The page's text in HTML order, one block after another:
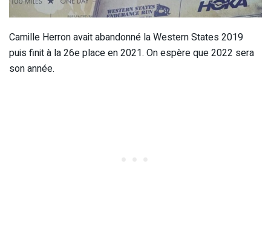
Camille Herron avait abandonné la Western States 2019
puis finit à la 26e place en 2021. On espère que 2022 sera
son année.